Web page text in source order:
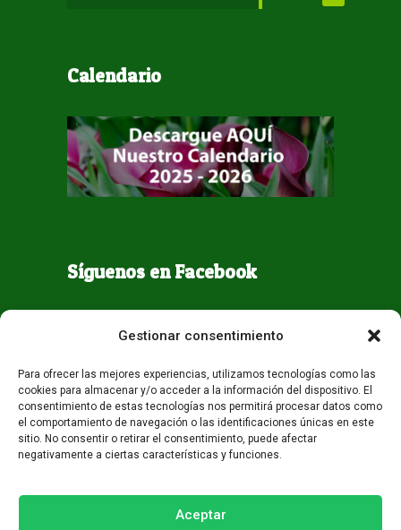
Gestionar consentimiento
Para ofrecer las mejores experiencias, utilizamos tecnologías como las
cookies para almacenar y/o acceder a la información del dispositivo. El
consentimiento de estas tecnologías nos permitirá procesar datos como
el comportamiento de navegación o las identificaciones únicas en este
sitio. No consentir o retirar el consentimiento, puede afectar
negativamente a ciertas características y funciones.
Aceptar
Calendario
Síguenos en Facebook
Todos los derechos reservados - Guaqueta USA 2026